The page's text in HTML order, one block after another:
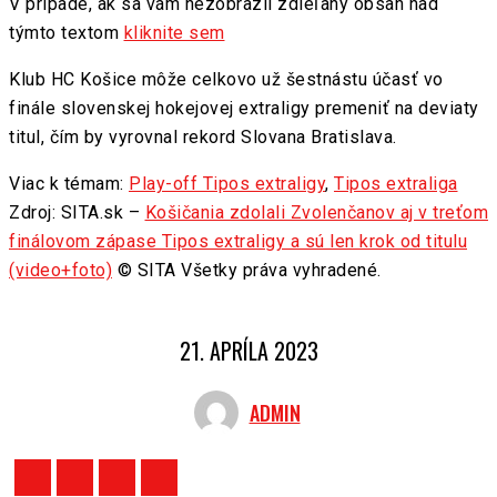
V prípade, ak sa vám nezobrazil zdieľaný obsah nad
týmto textom kliknite sem
Klub HC Košice môže celkovo už šestnástu účasť vo
finále slovenskej hokejovej extraligy premeniť na deviaty
titul, čím by vyrovnal rekord Slovana Bratislava.
Viac k témam: Play-off Tipos extraligy, Tipos extraliga
Zdroj: SITA.sk – Košičania zdolali Zvolenčanov aj v treťom
finálovom zápase Tipos extraligy a sú len krok od titulu
(video+foto) © SITA Všetky práva vyhradené.
21. APRÍLA 2023
ADMIN